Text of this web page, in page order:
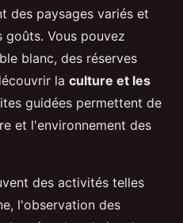
des paysages variés et
Vous pouvez
blanc, des réserves
la culture et les
guidées permettent de
et l'environnement des
des activités telles
l'observation des